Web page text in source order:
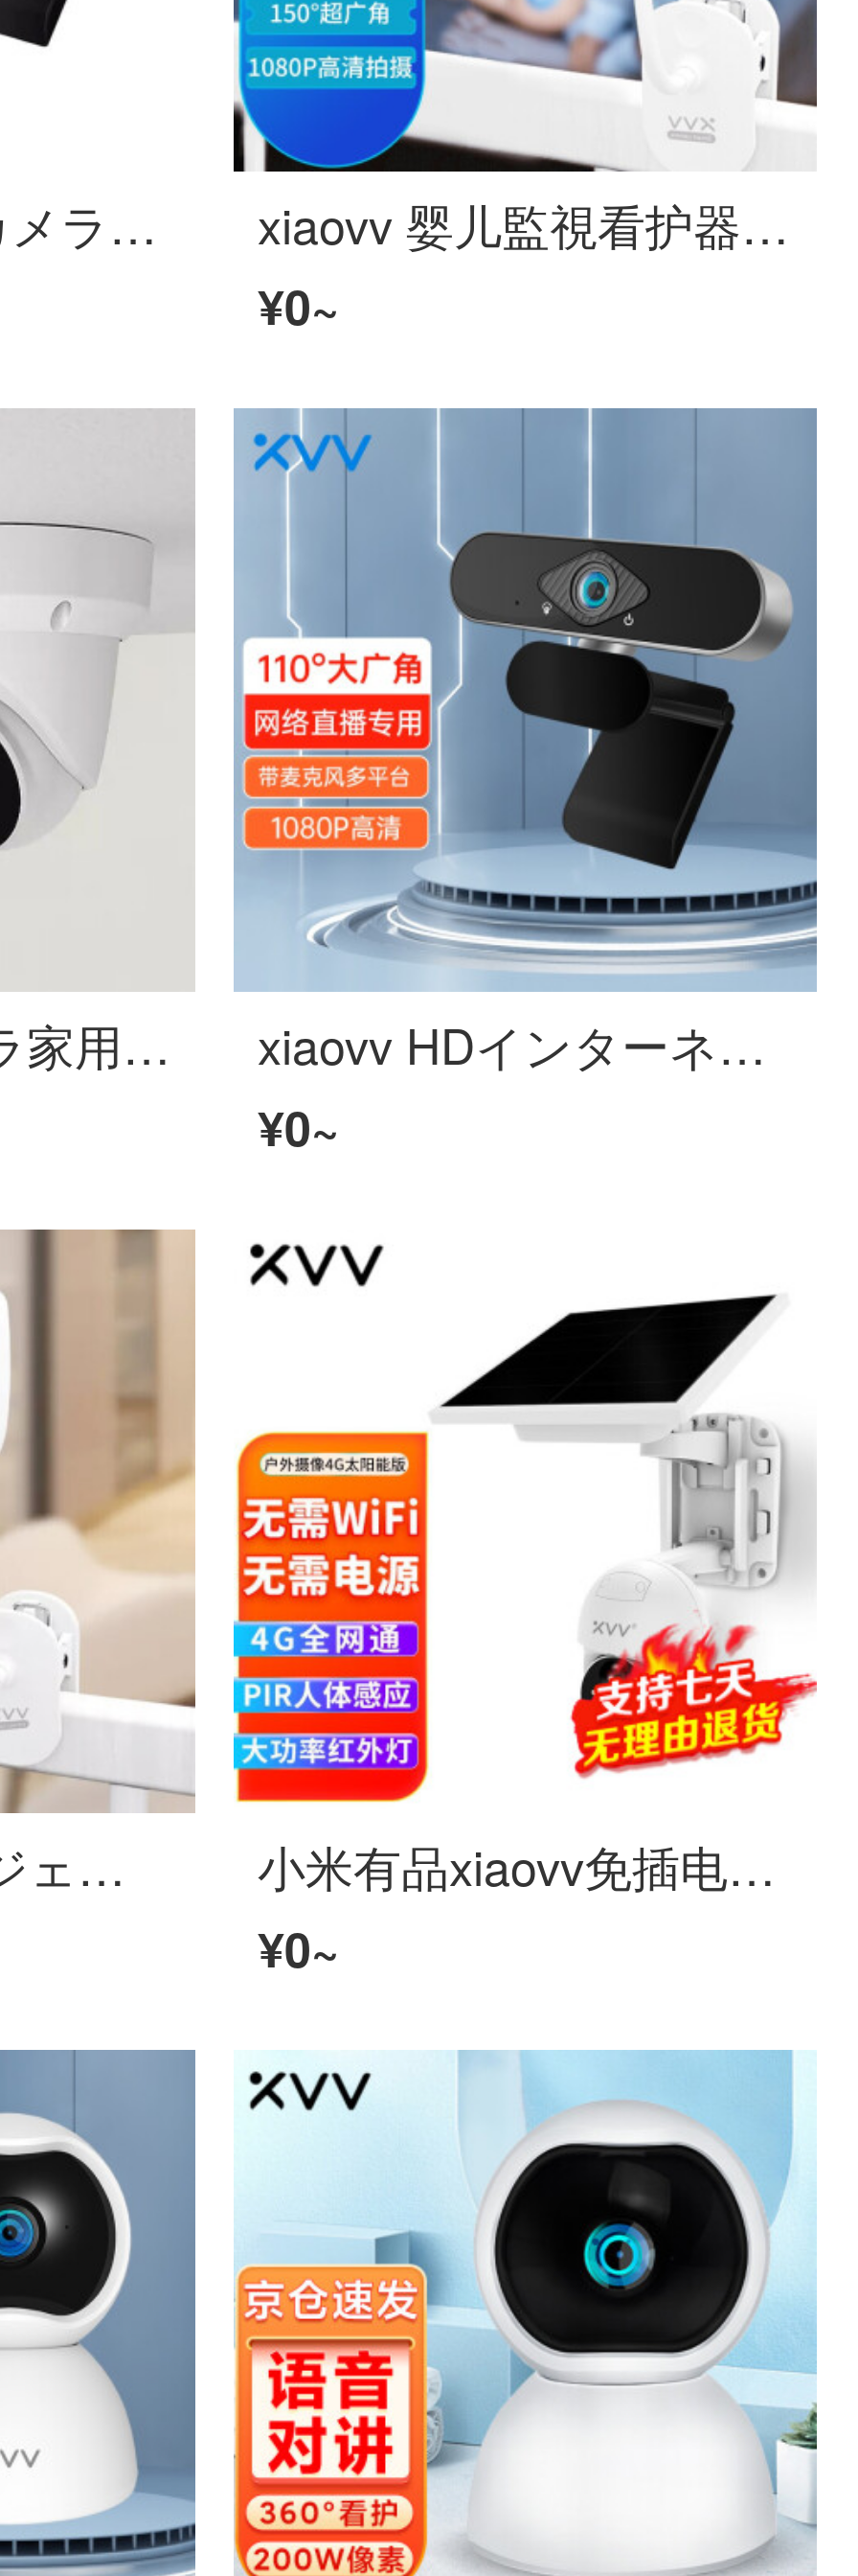
xiaovv电脑防犯カメラusb防犯カメラHDモニター带麦克风インターネット会议视频直播防犯カメラ xiaovv电脑防犯カメラ xiaovv 婴儿監視看护器接入米家appインテリジェントAI童监视リモートで看护机带哭声監視娃宝宝防犯カメラ xiaovvインテリジェント婴儿监护器-标一致
¥0~
xiaovv 防犯カメラ家用商用モニター海螺半球ワイヤレスビデオカメラ家用门店室内吸顶式監視ビデオカメラ赤外線夜視 雲台海螺机+64Gメモリカード xiaovv HDインターネット直播USB防犯カメラ电脑リモートで视频会议多平台兼容无需驱动带麦克风
¥0~
xiaovv インテリジェント婴儿监护器2K版已接入米家ワイヤレスwifiリモートでモニター哭声检测实时警報人形侦测防犯カメラC1 【升级版】米家款インテリジェント婴儿监护器 小米有品xiaovv免插电HD防犯カメラ室外防水モニター家用ビデオカメラパノラマアウトドア太陽光エネルギー4gスピン雲台ワイヤレス球机 アウトドア雲台ビデオカメラ 4G太陽光エネルギー版
¥0~